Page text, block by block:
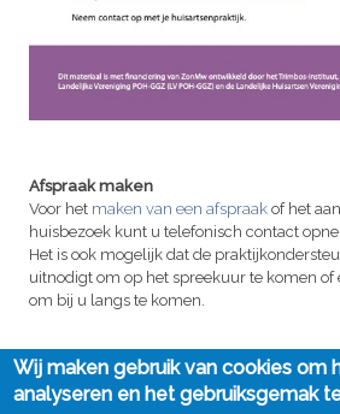
Afspraak maken
Voor het maken van een afspraak of het
huisbezoek kunt u telefonisch contact
Het is ook mogelijk dat de
uitnodigt om op het spreekuur te komen of
om bij u langs te komen.
Wij maken gebruik van cookies om
analyseren en het gebruiksgemak